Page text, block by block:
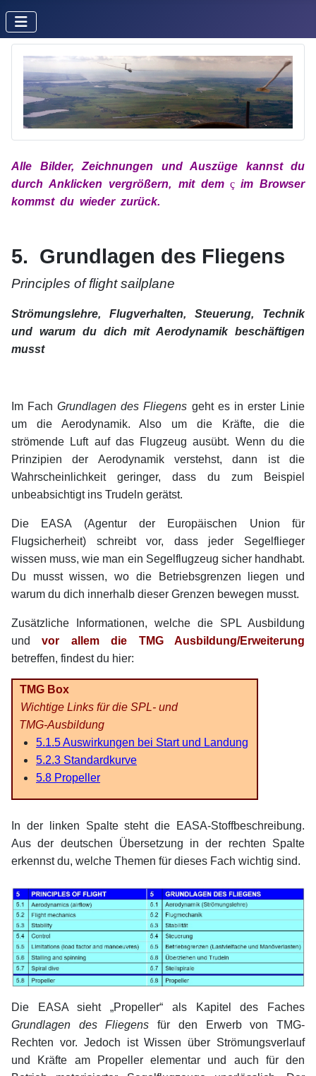
Alle Bilder, Zeichnungen und Auszüge kannst du
durch Anklicken vergrößern, mit demx çx imBrowser
kommst du wieder zurück.
5. Grundlagen des Fliegens
Principles of flight sailplane
Strömungslehre, Flugverhalten, Steuerung, Technik
und warum du dich mit Aerodynamik beschäftigen
musst
Im FachGrundlagen des Fliegens geht es in erster Linie
um die Aerodynamik. Also um die Kräfte, die die
strömende Luft auf das Flugzeug ausübt. Wenn du die
Prinzipien der Aerodynamik verstehst, dann ist die
Wahrscheinlichkeit geringer, dass du zum Beispiel
unbeabsichtigt ins Trudeln gerätst.
Die EASA (Agentur der Europäischen Union für
Flugsicherheit) schreibt vor, dass jeder Segelflieger
wissen muss, wie man ein Segelflugzeug sicher handhabt.
Du musst wissen, wo die Betriebsgrenzen liegen und
warum du dich innerhalb dieser Grenzen bewegen musst.
Zusätzliche Informationen, welche die SPL Ausbildung
undvor allem die TMG Ausbildung/Erweiterung
betreffen, findest du hier:
TMG Box
Wichtige Links für die SPL- und
TMG-Ausbildung
5.1.5 Auswirkungen bei Start und Landung
5.2.3 Standardkurve
5.8 Propeller
In der linken Spalte steht die EASA-Stoffbeschreibung.
Aus der deutschen Übersetzung in der rechten Spalte
erkennst du, welche Themen für dieses Fach wichtig sind.
Die EASA sieht „Propeller“ als Kapitel des Faches
Grundlagen des Fliegens für den Erwerb von TMG-
Rechten vor. Jedoch ist Wissen über Strömungsverlauf
und Kräfte am Propeller elementar und auch für den